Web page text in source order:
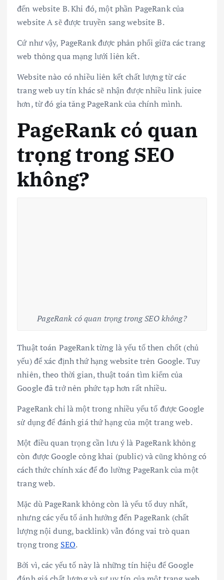
đến website B. Khi đó, một phần PageRank của
website A sẽ được truyền sang website B.
Cứ như vậy, PageRank được phân phối giữa các trang
web thông qua mạng lưới liên kết.
Website nào có nhiều liên kết chất lượng từ các
trang web uy tín khác sẽ nhận được nhiều link juice
hơn, từ đó gia tăng PageRank của chính mình.
PageRank có quan
trọng trong SEO
không?
PageRank có quan trọng trong SEO không?
Thuật toán PageRank từng là yếu tố then chốt (chủ
yếu) để xác định thứ hạng website trên Google. Tuy
nhiên, theo thời gian, thuật toán tìm kiếm của
Google đã trở nên phức tạp hơn rất nhiều.
PageRank chỉ là một trong nhiều yếu tố được Google
sử dụng để đánh giá thứ hạng của một trang web.
Một điều quan trọng cần lưu ý là PageRank không
còn được Google công khai (public) và cũng không có
cách thức chính xác để đo lường PageRank của một
trang web.
Mặc dù PageRank không còn là yếu tố duy nhất,
nhưng các yếu tố ảnh hưởng đến PageRank (chất
lượng nội dung, backlink) vẫn đóng vai trò quan
trọng trong SEO.
Bởi vì, các yếu tố này là những tín hiệu để Google